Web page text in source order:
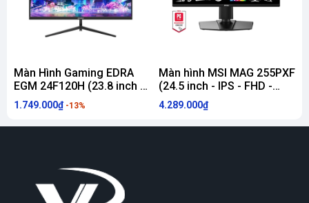
Màn Hình Gaming EDRA
EGM 24F120H (23.8 inch -
IPS - FHD - 120Hz - 1ms)
1.749.000₫ -13%
Màn hình MSI MAG 255PXF
(24.5 inch - IPS - FHD -
300Hz - 0.5ms - SPEAKER)
4.289.000₫